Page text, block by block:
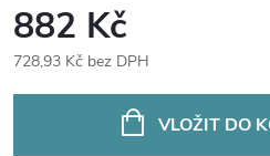
882 Kč
728,93 Kč bez DPH
VLOŽIT DO